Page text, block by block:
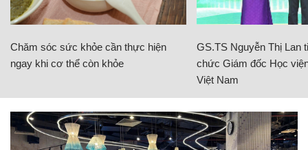
Chăm sóc sức khỏe cần thực hiện
ngay khi cơ thể còn khỏe
GS.TS Nguyễn Thị Lan
chức Giám đốc Học
Việt Nam